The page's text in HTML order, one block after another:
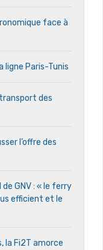
face à
ligne Paris-Tunis
des
l’offre des
GNV : « le ferry
efficient et le
la Fi2T amorce